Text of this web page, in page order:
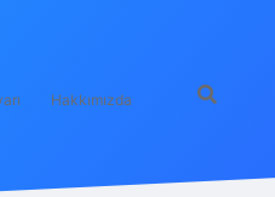
Hakkımızda